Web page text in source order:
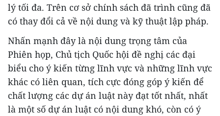
lý tối đa. Trên cơ sở chính sách đã trình cũng đã
có thay đổi cả về nội dung và kỹ thuật lập pháp.
Nhấn mạnh đây là nội dung trọng tâm của
Phiên họp, Chủ tịch Quốc hội đề nghị các đại
biểu cho ý kiến từng lĩnh vực và những lĩnh vực
khác có liên quan, tích cực đóng góp ý kiến để
chất lượng các dự án luật này đạt tốt nhất, nhất
là một số dự án luật có nội dung khó, còn có ý